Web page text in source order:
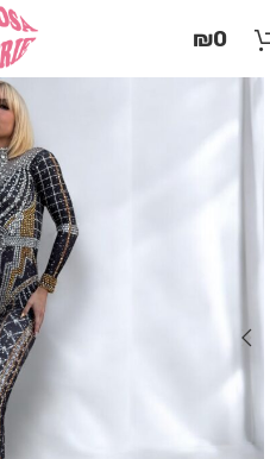
זֶה
הישראלי
תַּפְרִיט
הֵנְּגִישׁוּת
לְחַץ
ALT+0
₪0